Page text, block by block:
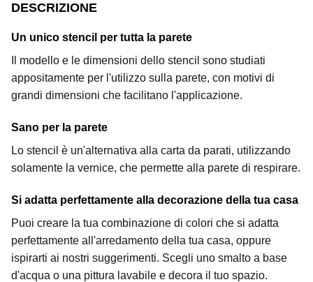
DESCRIZIONE
Un unico stencil per tutta la parete
Il modello e le dimensioni dello stencil sono studiati
appositamente per l'utilizzo sulla parete, con motivi di
grandi dimensioni che facilitano l'applicazione.
Sano per la parete
Lo stencil è un'alternativa alla carta da parati, utilizzando
solamente la vernice, che permette alla parete di respirare.
Si adatta perfettamente alla decorazione della tua casa
Puoi creare la tua combinazione di colori che si adatta
perfettamente all'arredamento della tua casa, oppure
ispirarti ai nostri suggerimenti. Scegli uno smalto a base
d'acqua o una pittura lavabile e decora il tuo spazio.